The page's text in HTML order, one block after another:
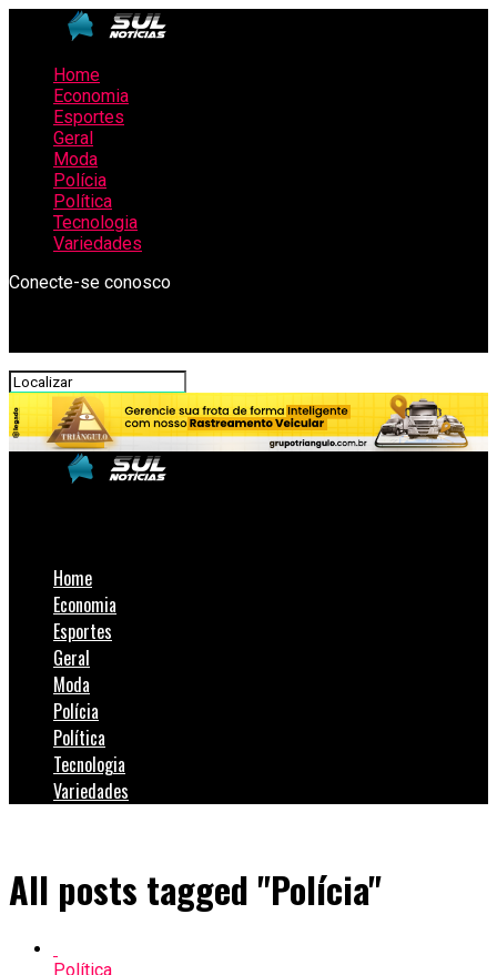
Home
Economia
Esportes
Geral
Moda
Polícia
Política
Tecnologia
Variedades
Conecte-se conosco
Home
Economia
Esportes
Geral
Moda
Polícia
Política
Tecnologia
Variedades
All posts tagged "Polícia"
Política